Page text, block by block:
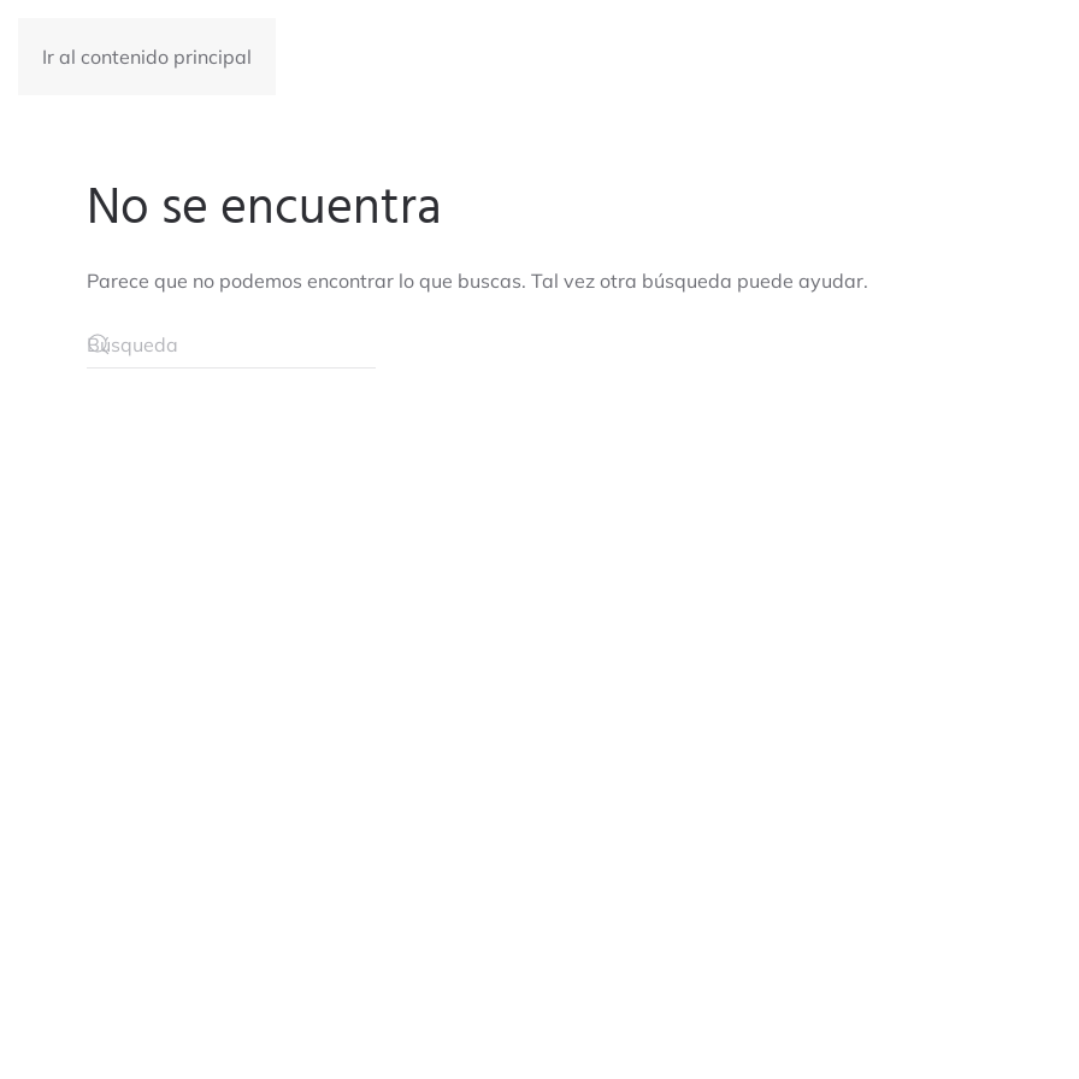
Ir al contenido principal
No se encuentra
Parece que no podemos encontrar lo que buscas. Tal vez otra búsqueda puede ayudar.